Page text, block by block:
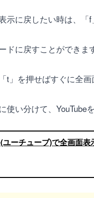
示に戻したい時は、「
に戻すことができま
t」を押せばすぐに全画
い分けて、YouTube
ーチューブ)で全画面